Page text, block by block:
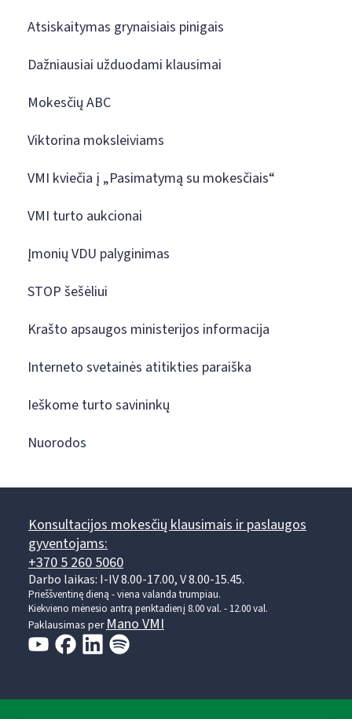
Atsiskaitymas grynaisiais pinigais
Dažniausiai užduodami klausimai
Mokesčių ABC
Viktorina moksleiviams
VMI kviečia į „Pasimatymą su mokesčiais“
VMI turto aukcionai
Įmonių VDU palyginimas
STOP šešėliui
Krašto apsaugos ministerijos informacija
Interneto svetainės atitikties paraiška
Ieškome turto savininkų
Nuorodos
Konsultacijos mokesčių klausimais ir paslaugos
gyventojams:
+370 5 260 5060
Darbo laikas: I-IV 8.00-17.00, V 8.00-15.45.
Prieššventinę dieną - viena valanda trumpiau.
Kiekvieno mėnesio antrą penktadienį 8.00 val. - 12.00 val.
Paklausimas per Mano VMI